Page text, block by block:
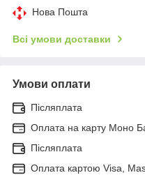
Нова Пошта
Всі умови доставки
Умови оплати
Післяплата
Оплата на карту Моно
Післяплата
Оплата картою Visa,